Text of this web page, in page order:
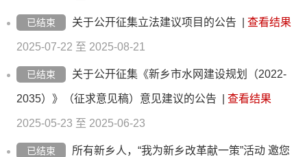
已结束 关于公开征集立法建议项目的公告 查看结果
2025-07-22 至 2025-08-21
已结束 关于公开征集《新乡市水网建设规划（2022-
2035）》（征求意见稿）意见建议的公告 查看结果
2025-05-23 至 2025-06-23
已结束 所有新乡人，“我为新乡改革献一策”活动 邀您